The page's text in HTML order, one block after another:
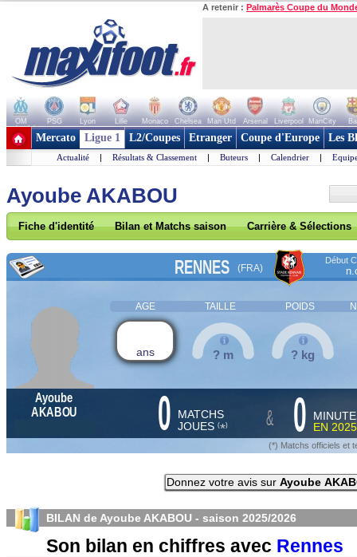
A retenir : Palmarès Coupe du
OM PSG Lyon Lille Monaco Chelsea Man Utd Arsenal Liverpool ManCity
+ de clubs
Mercato Ligue 1 L2/Coupes Etranger Coupe d'Europe Les
Actualité | Résultats & Classement | Buteurs | Calendrier |
Ayoube AKABOU
Fiche d'identité Bilan et Matchs saison Carrière & Sélections
RENNES (FRA)
Début
AGE TAILLE POIDS
ans ? m ? kg
Ayoube
AKABOU
0 MATCHS
JOUES (*) & 0
EN
(*) Matchs officiels et
Donnez votre avis sur Ayoube
BILAN de Ayoube AKABOU - saison 2025/2026
Son bilan en chiffres avec Rennes